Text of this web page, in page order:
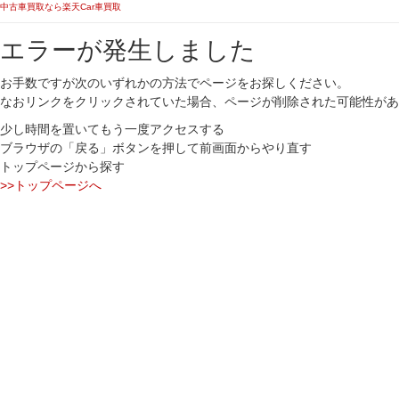
中古車買取なら楽天Car車買取
エラーが発生しました
お手数ですが次のいずれかの方法でページをお探しください。
なおリンクをクリックされていた場合、ページが削除された可能性が
少し時間を置いてもう一度アクセスする
ブラウザの「戻る」ボタンを押して前画面からやり直す
トップページから探す
>>トップページへ